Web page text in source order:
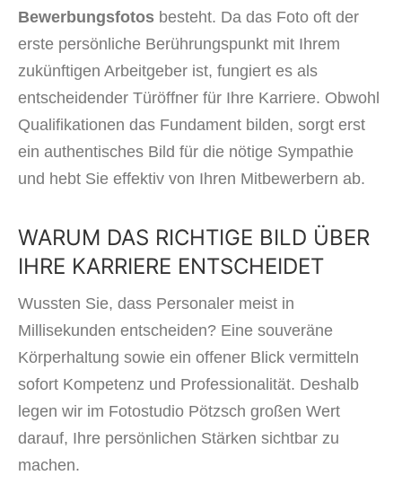
Bewerbungsfotos besteht. Da das Foto oft der
erste persönliche Berührungspunkt mit Ihrem
zukünftigen Arbeitgeber ist, fungiert es als
entscheidender Türöffner für Ihre Karriere. Obwohl
Qualifikationen das Fundament bilden, sorgt erst
ein authentisches Bild für die nötige Sympathie
und hebt Sie effektiv von Ihren Mitbewerbern ab.
WARUM DAS RICHTIGE BILD ÜBER
IHRE KARRIERE ENTSCHEIDET
Wussten Sie, dass Personaler meist in
Millisekunden entscheiden? Eine souveräne
Körperhaltung sowie ein offener Blick vermitteln
sofort Kompetenz und Professionalität. Deshalb
legen wir im Fotostudio Pötzsch großen Wert
darauf, Ihre persönlichen Stärken sichtbar zu
machen.